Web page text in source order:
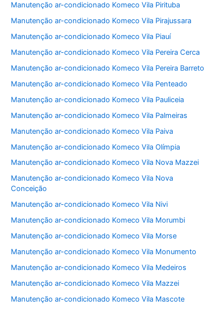
Manutenção ar-condicionado Komeco Vila Pirituba
Manutenção ar-condicionado Komeco Vila Pirajussara
Manutenção ar-condicionado Komeco Vila Piauí
Manutenção ar-condicionado Komeco Vila Pereira Cerca
Manutenção ar-condicionado Komeco Vila Pereira Barreto
Manutenção ar-condicionado Komeco Vila Penteado
Manutenção ar-condicionado Komeco Vila Pauliceia
Manutenção ar-condicionado Komeco Vila Palmeiras
Manutenção ar-condicionado Komeco Vila Paiva
Manutenção ar-condicionado Komeco Vila Olímpia
Manutenção ar-condicionado Komeco Vila Nova Mazzei
Manutenção ar-condicionado Komeco Vila Nova
Conceição
Manutenção ar-condicionado Komeco Vila Nivi
Manutenção ar-condicionado Komeco Vila Morumbi
Manutenção ar-condicionado Komeco Vila Morse
Manutenção ar-condicionado Komeco Vila Monumento
Manutenção ar-condicionado Komeco Vila Medeiros
Manutenção ar-condicionado Komeco Vila Mazzei
Manutenção ar-condicionado Komeco Vila Mascote